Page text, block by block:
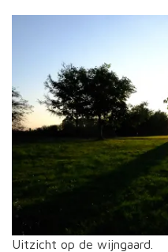
Uitzicht op de wijngaard.